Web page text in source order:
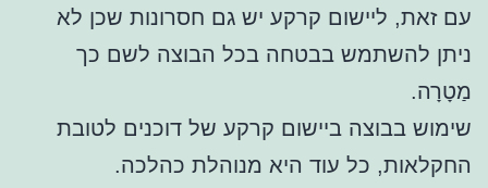
עם זאת, ליישום קרקע יש גם חסרונות שכן לא
ניתן להשתמש בבטחה בכל הבוצה לשם כך
מַטָרָה.
שימוש בבוצה ביישום קרקע של דוכנים לטובת
החקלאות, כל עוד היא מנוהלת כהלכה.